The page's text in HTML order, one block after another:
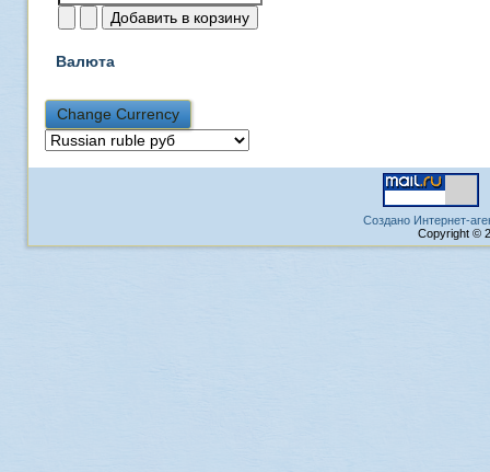
Валюта
Создано Интернет-
Copyright ©